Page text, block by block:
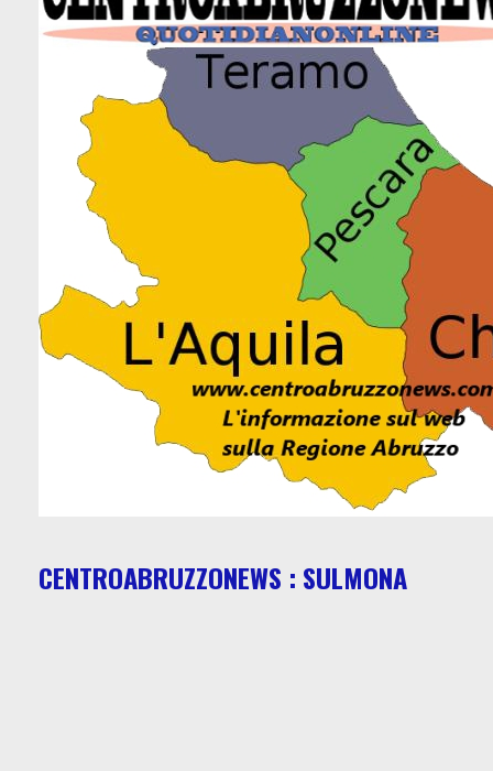
CENTROABRUZZONEWS : SULMONA